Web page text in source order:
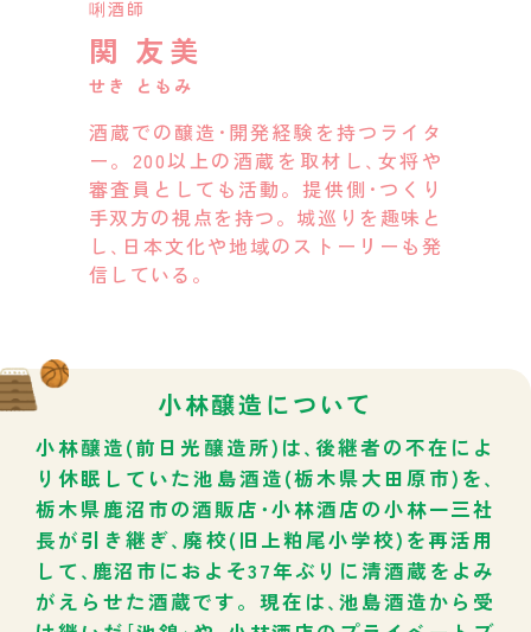
唎酒師
関 友美
せき ともみ
酒蔵での醸造･開発経験を持つライタ
ー。200以上の酒蔵を取材し､女将や
審査員としても活動。提供側･つくり
手双方の視点を持つ。城巡りを趣味と
し､日本文化や地域のストーリーも発
信している。
小林醸造について
小林醸造(前日光醸造所) は､後継者の不在によ
り休眠していた池島酒造(栃木県大田原市)を､
栃木県鹿沼市の酒販店･小林酒店の小林一三社
長が引き継ぎ､廃校(旧上粕尾小学校)を再活用
して､鹿沼市におよそ37年ぶりに清酒蔵をよみ
がえらせた酒蔵です。現在は､池島酒造から受